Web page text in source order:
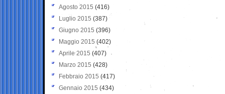
Agosto 2015 (416)
Luglio 2015 (387)
Giugno 2015 (396)
Maggio 2015 (402)
Aprile 2015 (407)
Marzo 2015 (428)
Febbraio 2015 (417)
Gennaio 2015 (434)